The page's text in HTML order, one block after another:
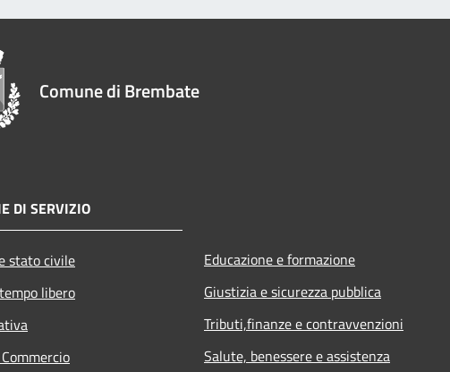
Comune di Brembate
DI SERVIZIO
stato civile
libero
Educazione e formazione
Giustizia e sicurezza pubblica
Tributi,finanze e contravvenzioni
Salute, benessere e assistenza